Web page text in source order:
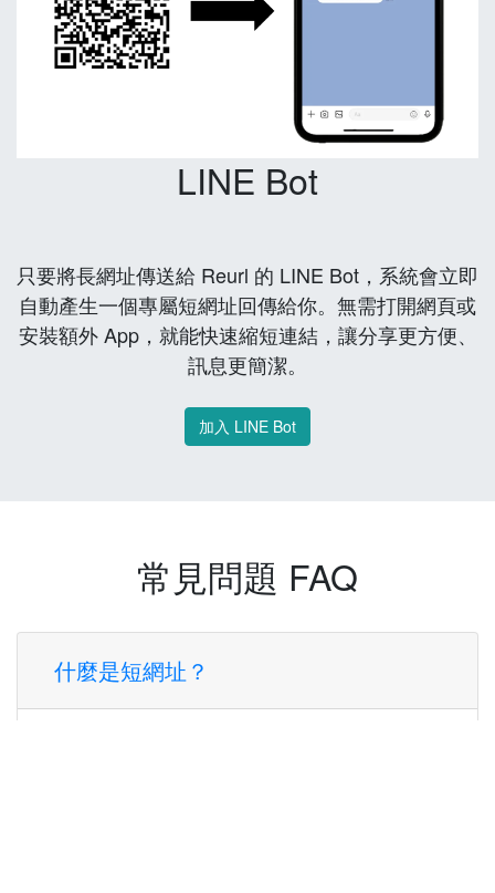
LINE Bot
只要將長網址傳送給 Reurl 的 LINE Bot，系統會立即
自動產生一個專屬短網址回傳給你。無需打開網頁或
安裝額外 App，就能快速縮短連結，讓分享更方便、
訊息更簡潔。
加入 LINE Bot
常見問題 FAQ
什麼是短網址？